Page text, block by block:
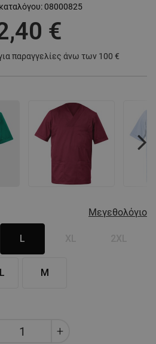
08000825
€
παραγγελίες άνω των 100 €
Μεγεθολόγιο
L
M